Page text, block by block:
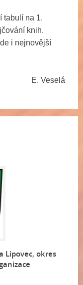
tabulí na 1.
knih.
i nejnovější
E. Veselá
Lipovec, okres